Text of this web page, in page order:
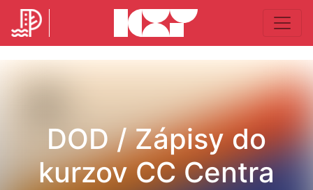
DOD / Zápisy do
kurzov CC Centra